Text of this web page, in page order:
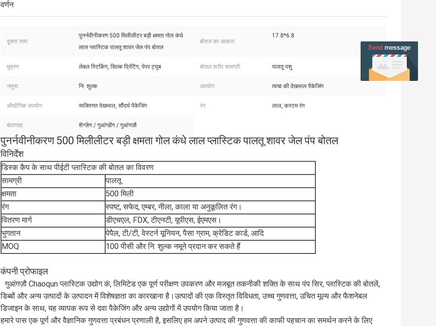
वर्णन
दूसरा नाम:
पुनर्नवीनीकरण 500 मिलीलीटर बड़ी क्षमता गोल कंधे
लाल प्लास्टिक पालतू शावर जेल पंप बोतल
बोतल का आकार:
17.8*6.8
मुद्रण: लेबल स्टिकिंग, सिल्क प्रिंटिंग, पेपर ट्यूब बोतल शरीर सामग्री: पालतू पशु
नमूना: नि: शुल्क उपयोग: त्वचा की देखभाल पैकेजिंग
औद्योगिक उपयोग: व्यक्तिगत देखभाल, सौंदर्य पैकेजिंग रंग: लाल, कस्टम रंग
बंदरगाह: शेन्ज़ेन / गुआंग्डोंग / गुआंगज़ौ
पुनर्नवीनीकरण 500 मिलीलीटर बड़ी क्षमता गोल कंधे लाल प्लास्टिक पालतू शावर जेल पंप बोतल
विनिर्देश
डिस्क कैप के साथ पीईटी प्लास्टिक की बोतल का विवरण
सामग्री
पालतू
क्षमता
500 मिली
रंग
स्पष्ट, सफेद, एम्बर, नीला, काला या अनुकूलित रंग।
वितरण मार्ग
डीएचएल, FDX, टीएनटी, यूपीएस, ईएमएस।
भुगतान
पेपैल, टी/टी, वेस्टर्न यूनियन, पैसा ग्राम, क्रेडिट कार्ड, आदि
MOQ
100 पीसी और नि: शुल्क नमूने प्रदान कर सकते हैं
कंपनी प्रोफाइल
गुआंगज़ौ Chaoqun प्लास्टिक उद्योग कं, लिमिटेड एक पूर्ण परीक्षण उपकरण और मजबूत तकनीकी शक्ति के साथ पंप सिर, प्लास्टिक की बोतलें,
डिब्बों और अन्य उत्पादों के उत्पादन में विशेषज्ञता का कारखाना है।उत्पादों की एक विस्तृत विविधता, उच्च गुणवत्ता, उचित मूल्य और फैशनेबल
डिजाइन के साथ, यह व्यापक रूप से दवा पैकेजिंग और अन्य उद्योगों में उपयोग किया जाता है।
हमारे पास एक पूर्ण और वैज्ञानिक गुणवत्ता प्रबंधन प्रणाली है, इसलिए हम अपने उत्पाद की गुणवत्ता की काफी पहचान का समर्थन करने के लिए